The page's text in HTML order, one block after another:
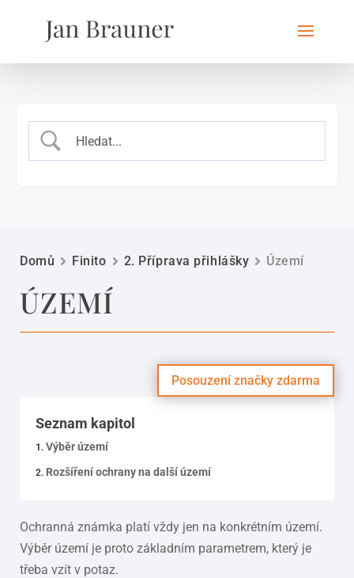
Domů Finito 2. Příprava přihlášky Území
ÚZEMÍ
Posouzení značky zdarma
Seznam kapitol
Výběr území
Rozšíření ochrany na další území
Ochranná známka platí vždy jen na konkrétním území.
Výběr území je proto základním parametrem, který je
třeba vzít v potaz.